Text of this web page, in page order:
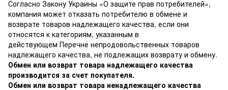
Согласно Закону Украины «О защите прав потребителей»,
компания может отказать потребителю в обмене и
возврате товаров надлежащего качества, если они
относятся к категориям, указанным в
действующем Перечне непродовольственных товаров
надлежащего качества, не подлежащих возврату и обмену.
Обмен или возврат товара надлежащего качества
производится за счет покупателя.
Обмен или возврат товара ненадлежащего качества